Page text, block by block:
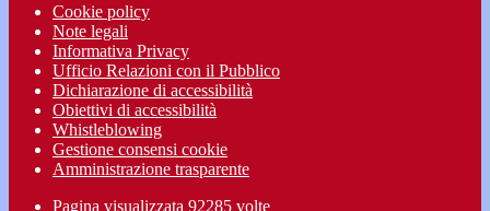
Cookie policy
Note legali
Informativa Privacy
Ufficio Relazioni con il Pubblico
Dichiarazione di accessibilità
Obiettivi di accessibilità
Whistleblowing
Gestione consensi cookie
Amministrazione trasparente
Pagina visualizzata 92285 volte